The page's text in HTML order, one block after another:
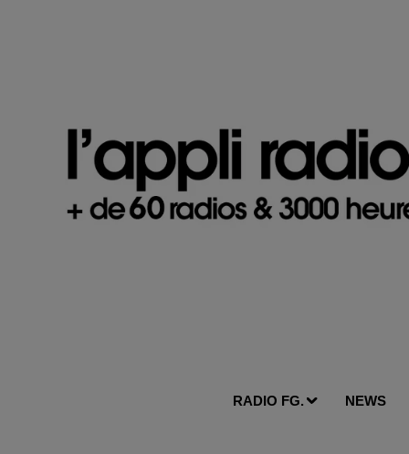
RADIO FG. NEWS